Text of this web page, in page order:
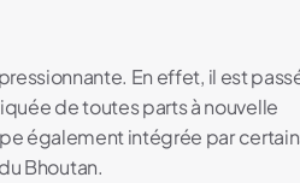
En effet, il est
de toutes parts à nouvelle
également intégrée par
Bhoutan.